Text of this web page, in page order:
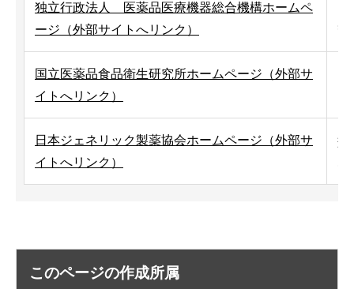
独立行政法人 医薬品医療機器総合機構ホームペ
ージ（外部サイトへリンク）
等
国立医薬品食品衛生研究所ホームページ（外部サ
イトへリンク）
日本ジェネリック製薬協会ホームページ（外部サ
イトへリンク）
効
このページの作成所属